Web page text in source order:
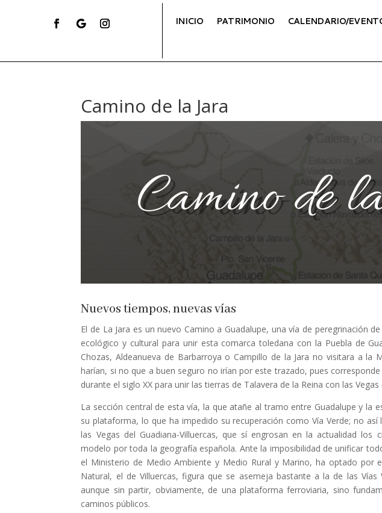
INICIO PATRIMONIO CALENDARIO/
Camino de la Jara
Camino de
Nuevos tiempos, nuevas vías
El de La Jara es un nuevo Camino a Guadalupe, una vía de peregrinación
ecológico y cultural para unir esta comarca toledana con la Puebla de
Chozas, Aldeanueva de Barbarroya o Campillo de la Jara no visitara a la
harían, si no que a buen seguro no irían por este trazado, pues
durante el siglo XX para unir las tierras de Talavera de la Reina con las Vegas
La sección central de esta vía, la que atañe al tramo entre Guadalupe y la
su plataforma, lo que ha impedido su recuperación como Vía Verde; no
las Vegas del Guadiana-Villuercas, que sí engrosan en la actualidad
modelo por toda la geografía española. Ante la imposibilidad de unificar
el Ministerio de Medio Ambiente y Medio Rural y Marino, ha optado por
Natural, el de Villuercas, figura que se asemeja bastante a la de las
aunque sin partir, obviamente, de una plataforma ferroviaria, sino
caminos públicos.